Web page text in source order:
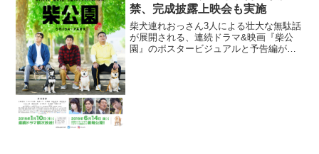
禁、完成披露上映会も実施
柴犬連れおっさん3人による壮大な無駄話
が展開される、連続ドラマ&映画『柴公
園』のポスタービジュアルと予告編が解